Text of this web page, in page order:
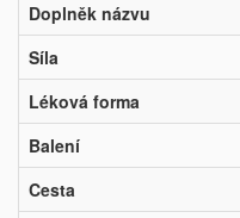
Doplněk názvu
Síla
Léková forma
Balení
Cesta